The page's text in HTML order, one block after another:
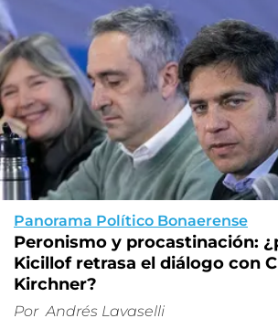
Panorama Político Bonaerense
Peronismo y procastinación:
Kicillof retrasa el diálogo con
Kirchner?
Por Andrés Lavaselli